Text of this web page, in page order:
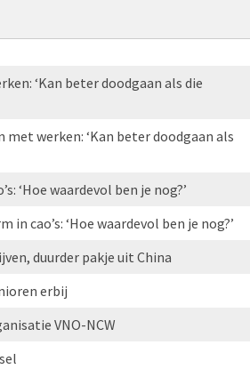
‘Kan beter doodgaan als die
werken: ‘Kan beter doodgaan als
‘Hoe waardevol ben je nog?’
cao’s: ‘Hoe waardevol ben je nog?’
duurder pakje uit China
erbij
VNO-NCW